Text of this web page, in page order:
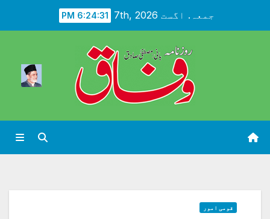
جمعہ. اگست 7th, 2026 6:24:33 PM
قومی امور